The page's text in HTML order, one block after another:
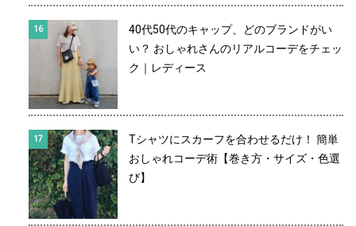
40代50代のキャップ、どのブランドがい
い？ おしゃれさんのリアルコーデをチェッ
ク｜レディース
Tシャツにスカーフを合わせるだけ！ 簡単
おしゃれコーデ術【巻き方・サイズ・色選
び】